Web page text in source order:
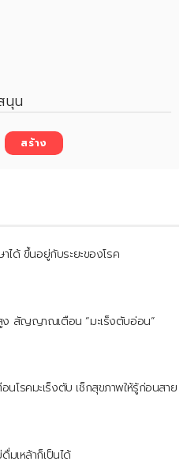
นุน
าได้ ขึ้นอยู่กับระยะของโรค
ง สัญญาณเตือน “มะเร็งตับอ่อน”
โรคมะเร็งตับ เช็กสุขภาพให้รู้ก่อนสาย
มเหล้าก็เป็นได้